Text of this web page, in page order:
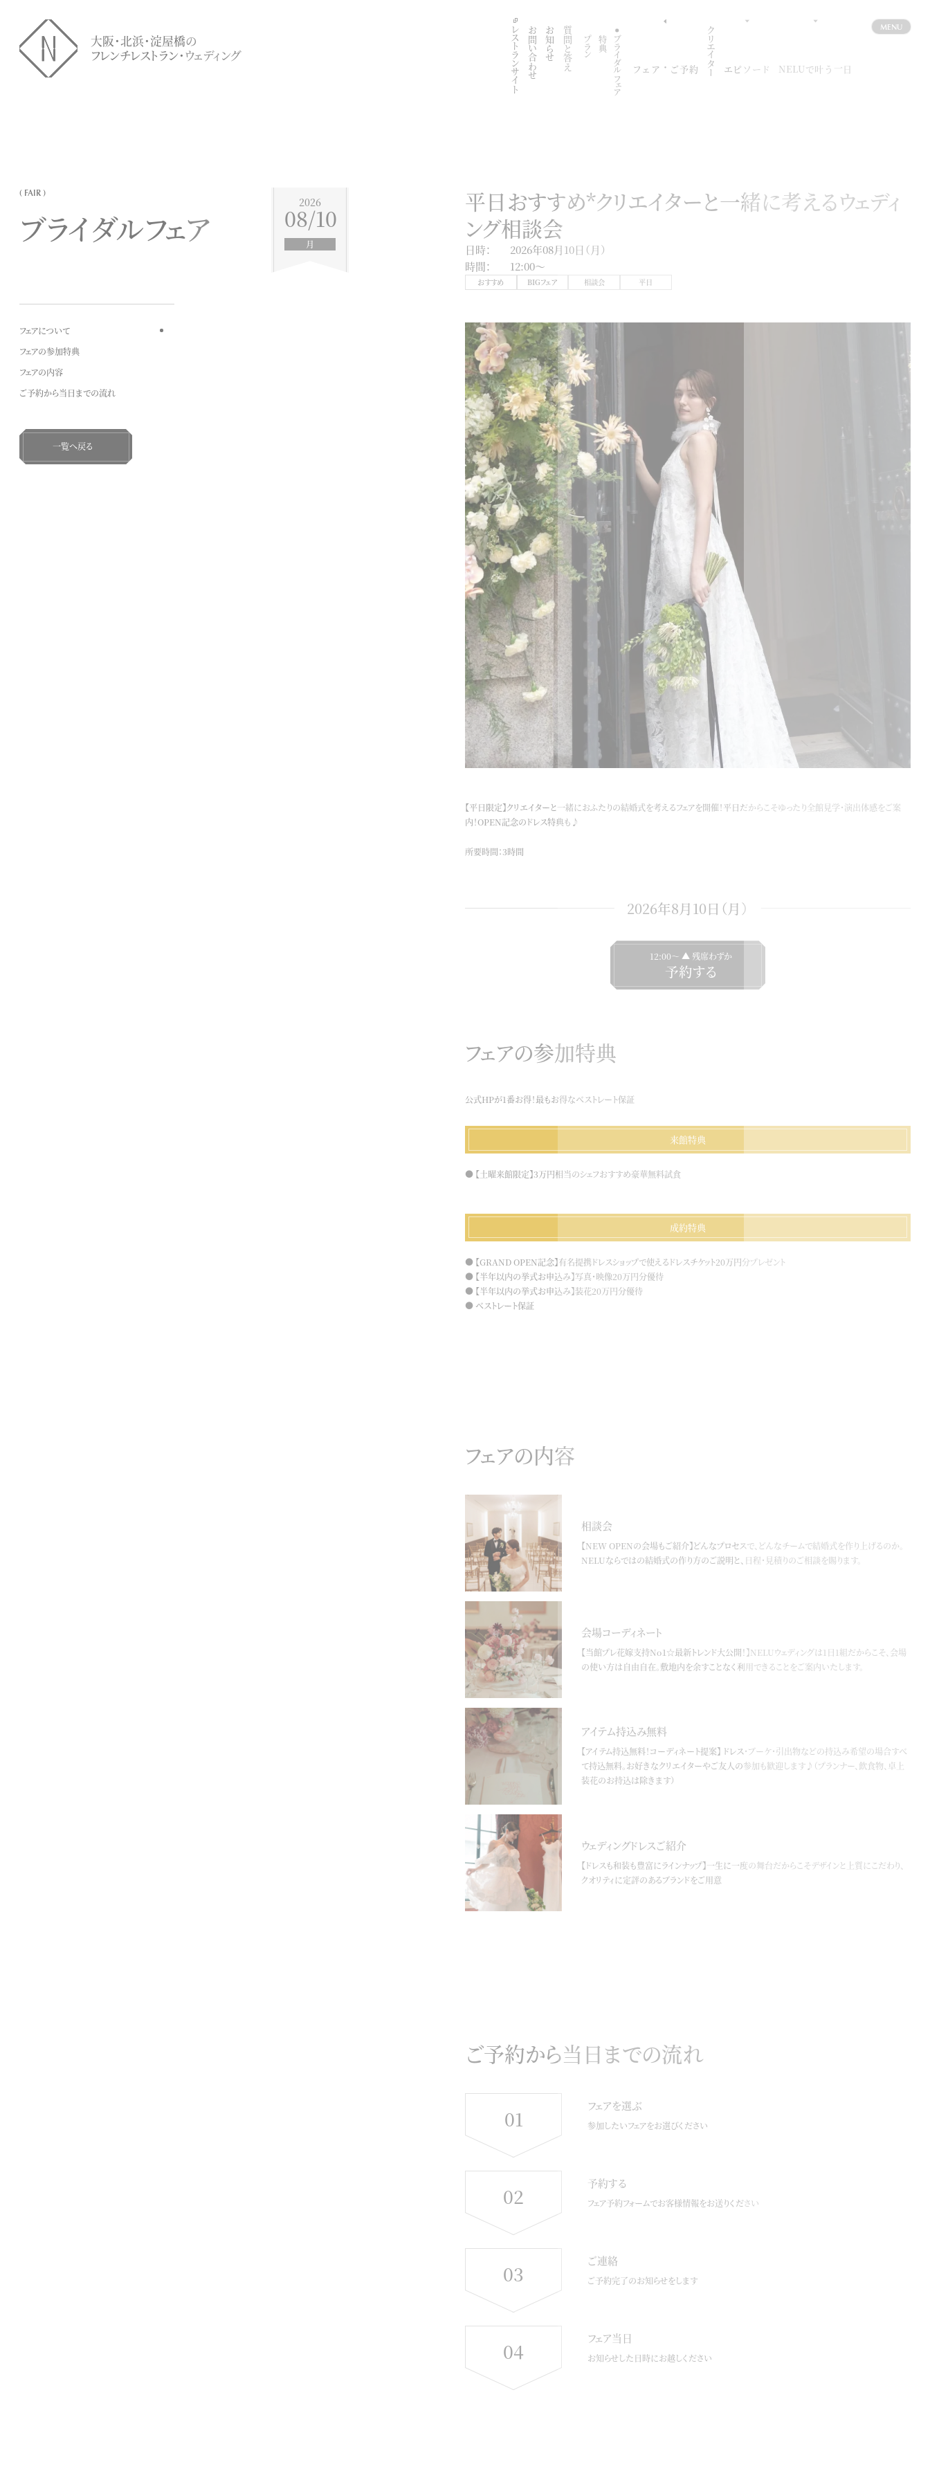
MENU
大阪・北浜・淀屋橋の
フレンチレストラン・ウェディング
NELUで叶う一日
パーティ会場
エピソード
パーティレポート
フォトギャラリー
ウェディングブログ
クリエイター
フェア・ご予約
ブライダルフェア
特典
プラン
質問と答え
お知らせ
お問い合わせ
レストランサイト
( FAIR )
ブライダルフェア
フェアについて
フェアの参加特典
フェアの内容
ご予約から当日までの流れ
一覧へ戻る
平日おすすめ*クリエイターと一緒に考えるウェディ
ング相談会
日時：
2026年08月10日（月）
時間：
12:00〜
おすすめ BIGフェア 相談会 平日
2026
08/10
月
【平日限定】クリエイターと一緒におふたりの結婚式を考えるフェアを開催！平日だからこそゆったり全館見学・演出体感をご案
内！OPEN記念のドレス特典も♪
所要時間：3時間
2026年8月10日（月）
12:00〜 ▲ 残席わずか
予約する
フェアの参加特典
公式HPが1番お得！最もお得なベストレート保証
来館特典
【土曜来館限定】3万円相当のシェフおすすめ豪華無料試食
成約特典
【GRAND OPEN記念】有名提携ドレスショップで使えるドレスチケット20万円分プレゼント
【半年以内の挙式お申込み】写真・映像20万円分優待
【半年以内の挙式お申込み】装花20万円分優待
ベストレート保証
フェアの内容
相談会
【NEW OPENの会場もご紹介】どんなプロセスで、どんなチームで結婚式を作り上げるのか。
NELUならではの結婚式の作り方のご説明と、日程・見積りのご相談を賜ります。
会場コーディネート
【当館プレ花嫁支持No１☆最新トレンド大公開！】NELUウェディングは1日1組だからこそ、会場
の使い方は自由自在。敷地内を余すことなく利用できることをご案内いたします。
アイテム持込み無料
【アイテム持込無料！コーディネート提案】 ドレス・ブーケ・引出物などの持込み希望の場合すべ
て持込無料。お好きなクリエイターやご友人の参加も歓迎します♪（プランナー、飲食物、卓上
装花のお持込は除きます）
ウェディングドレスご紹介
【ドレスも和装も豊富にラインナップ】一生に一度の舞台だからこそデザインと上質にこだわり、
クオリティに定評のあるブランドをご用意
ご予約から当日までの流れ
01
フェアを選ぶ
参加したいフェアをお選びください
02
予約する
フェア予約フォームでお客様情報をお送りください
03
ご連絡
ご予約完了のお知らせをします
04
フェア当日
お知らせした日時にお越しください